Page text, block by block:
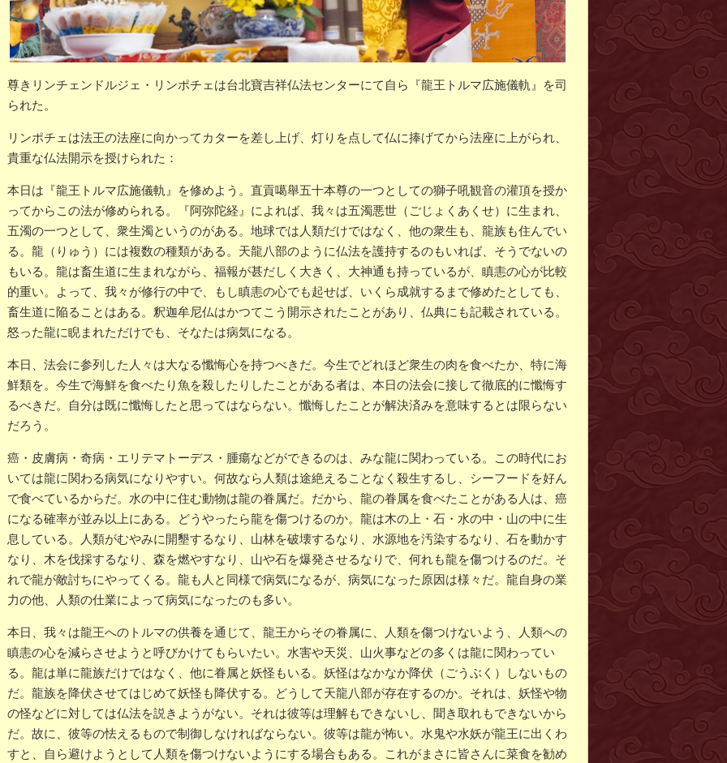
尊きリンチェンドルジェ・リンポチェは台北寶吉祥仏法センターにて自ら『龍王トルマ広施儀軌』を司
られた。
リンポチェは法王の法座に向かってカターを差し上げ、灯りを点して仏に捧げてから法座に上がられ、
貴重な仏法開示を授けられた：
本日は『龍王トルマ広施儀軌』を修めよう。直貢噶舉五十本尊の一つとしての獅子吼観音の灌頂を授か
ってからこの法が修められる。『阿弥陀経』によれば、我々は五濁悪世（ごじょくあくせ）に生まれ、
五濁の一つとして、衆生濁というのがある。地球では人類だけではなく、他の衆生も、龍族も住んでい
る。龍（りゅう）には複数の種類がある。天龍八部のように仏法を護持するのもいれば、そうでないの
もいる。龍は畜生道に生まれながら、福報が甚だしく大きく、大神通も持っているが、瞋恚の心が比較
的重い。よって、我々が修行の中で、もし瞋恚の心でも起せば、いくら成就するまで修めたとしても、
畜生道に陥ることはある。釈迦牟尼仏はかつてこう開示されたことがあり、仏典にも記載されている。
怒った龍に睨まれただけでも、そなたは病気になる。
本日、法会に参列した人々は大なる懺悔心を持つべきだ。今生でどれほど衆生の肉を食べたか、特に海
鮮類を。今生で海鮮を食べたり魚を殺したりしたことがある者は、本日の法会に接して徹底的に懺悔す
るべきだ。自分は既に懺悔したと思ってはならない。懺悔したことが解決済みを意味するとは限らない
だろう。
癌・皮膚病・奇病・エリテマトーデス・腫瘍などができるのは、みな龍に関わっている。この時代にお
いては龍に関わる病気になりやすい。何故なら人類は途絶えることなく殺生するし、シーフードを好ん
で食べているからだ。水の中に住む動物は龍の眷属だ。だから、龍の眷属を食べたことがある人は、癌
になる確率が並み以上にある。どうやったら龍を傷つけるのか。龍は木の上・石・水の中・山の中に生
息している。人類がむやみに開墾するなり、山林を破壊するなり、水源地を汚染するなり、石を動かす
なり、木を伐採するなり、森を燃やすなり、山や石を爆発させるなりで、何れも龍を傷つけるのだ。そ
れで龍が敵討ちにやってくる。龍も人と同様で病気になるが、病気になった原因は様々だ。龍自身の業
力の他、人類の仕業によって病気になったのも多い。
本日、我々は龍王へのトルマの供養を通じて、龍王からその眷属に、人類を傷つけないよう、人類への
瞋恚の心を減らさせようと呼びかけてもらいたい。水害や天災、山火事などの多くは龍に関わってい
る。龍は単に龍族だけではなく、他に眷属と妖怪もいる。妖怪はなかなか降伏（ごうぶく）しないもの
だ。龍族を降伏させてはじめて妖怪も降伏する。どうして天龍八部が存在するのか。それは、妖怪や物
の怪などに対しては仏法を説きようがない。それは彼等は理解もできないし、聞き取れもできないから
だ。故に、彼等の怯えるもので制御しなければならない。彼等は龍が怖い。水鬼や水妖が龍王に出くわ
すと、自ら避けようとして人類を傷つけないようにする場合もある。これがまさに皆さんに菜食を勧め